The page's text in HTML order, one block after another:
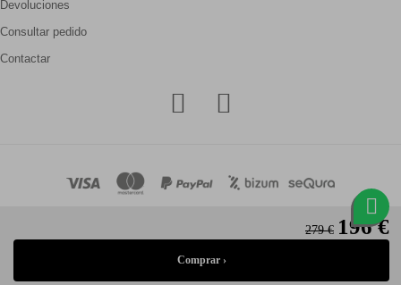
279 € 196 €
Devoluciones
Consultar pedido
Contactar